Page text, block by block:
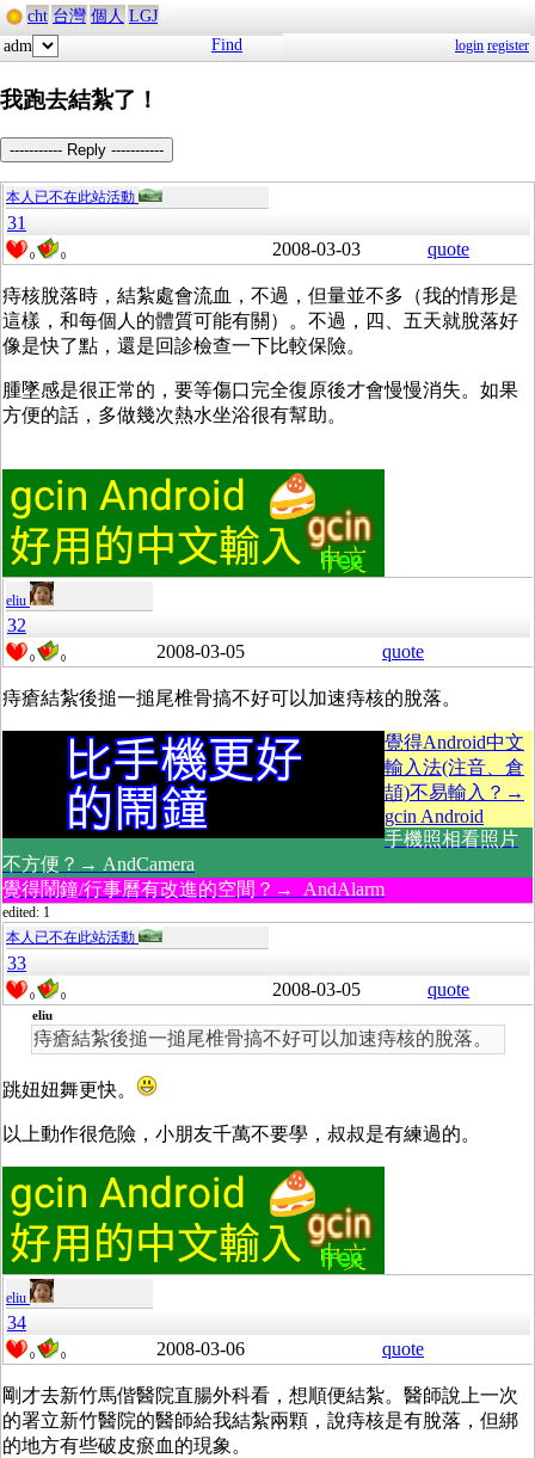
cht 台灣 個人 LGJ
adm
Find login register
我跑去結紮了！
----------- Reply -----------
本人已不在此站活動
31
0 0 2008-03-03 quote
痔核脫落時，結紮處會流血，不過，但量並不多（我的情形是
這樣，和每個人的體質可能有關）。不過，四、五天就脫落好
像是快了點，還是回診檢查一下比較保險。
腫墜感是很正常的，要等傷口完全復原後才會慢慢消失。如果
方便的話，多做幾次熱水坐浴很有幫助。
eliu
32
0 0 2008-03-05 quote
痔瘡結紮後搥一搥尾椎骨搞不好可以加速痔核的脫落。
覺得Android中文
輸入法(注音、倉
頡)不易輸入？→
gcin Android
手機照相看照片
不方便？→ AndCamera
覺得鬧鐘/行事曆有改進的空間？→ AndAlarm
edited: 1
本人已不在此站活動
33
0 0 2008-03-05 quote
eliu
痔瘡結紮後搥一搥尾椎骨搞不好可以加速痔核的脫落。
跳妞妞舞更快。
以上動作很危險，小朋友千萬不要學，叔叔是有練過的。
eliu
34
0 0 2008-03-06 quote
剛才去新竹馬偕醫院直腸外科看，想順便結紮。醫師說上一次
的署立新竹醫院的醫師給我結紮兩顆，說痔核是有脫落，但綁
的地方有些破皮瘀血的現象。